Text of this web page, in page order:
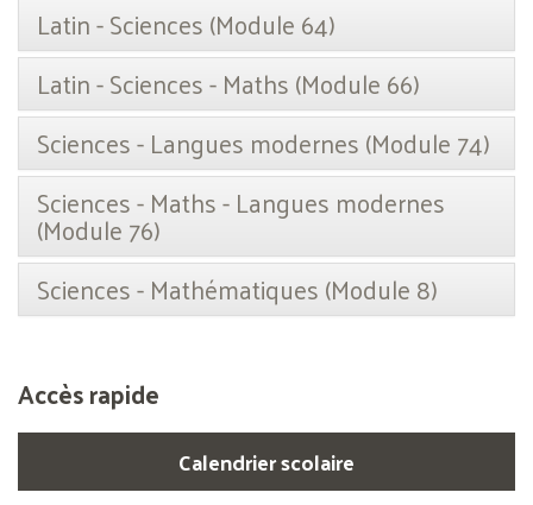
Latin - Sciences (Module 64)
Latin - Sciences - Maths (Module 66)
Sciences - Langues modernes (Module 74)
Sciences - Maths - Langues modernes
(Module 76)
Sciences - Mathématiques (Module 8)
Accès rapide
Calendrier scolaire